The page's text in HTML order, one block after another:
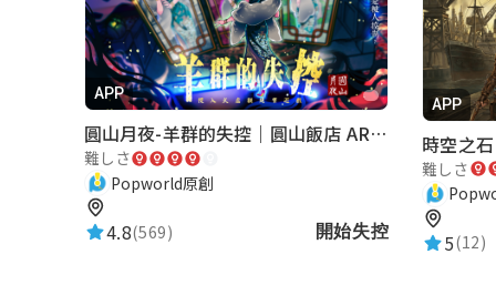
APP
圓山月夜-羊群的失控｜圓山飯店 ARG實境解謎遊戲
難しさ
Popworld原創
4.8(569) 開始失控
APP
時空之
難しさ
5(12)